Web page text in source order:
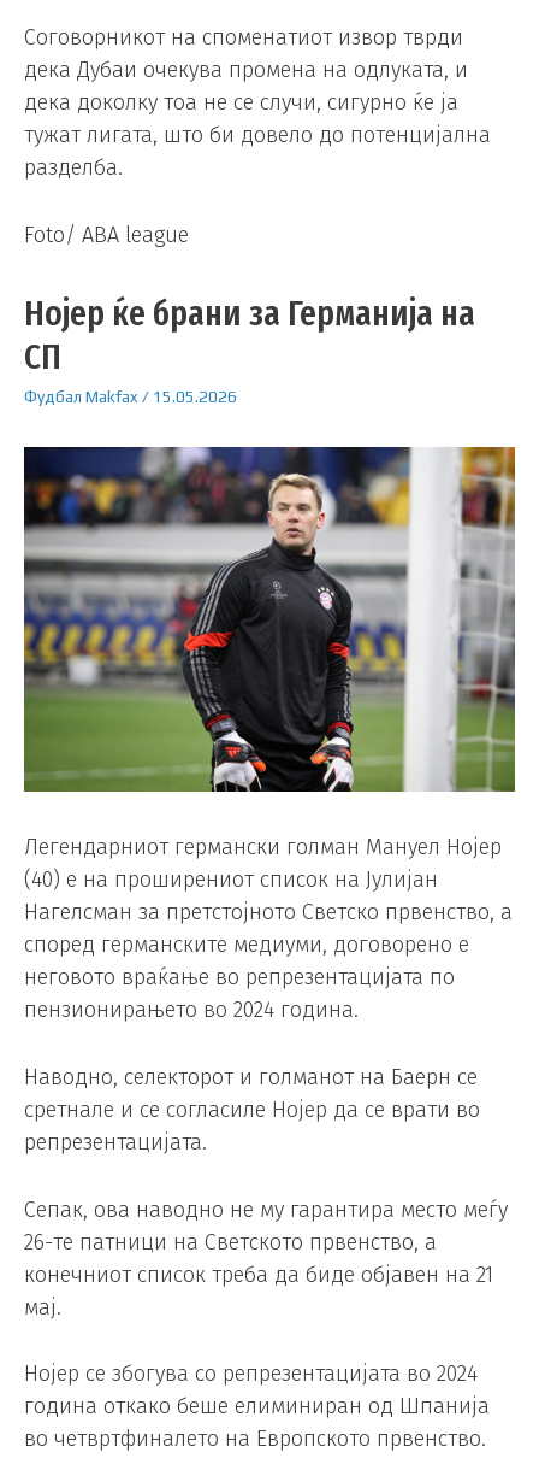
Соговорникот на споменатиот извор тврди
дека Дубаи очекува промена на одлуката, и
дека доколку тоа не се случи, сигурно ќе ја
тужат лигата, што би довело до потенцијална
разделба.
Foto/ ABA league
Нојер ќе брани за Германија на
СП
Фудбал Makfax / 15.05.2026
Легендарниот германски голман Мануел Нојер
(40) е на проширениот список на Јулијан
Нагелсман за претстојното Светско првенство, а
според германските медиуми, договорено е
неговото враќање во репрезентацијата по
пензионирањето во 2024 година.
Наводно, селекторот и голманот на Баерн се
сретнале и се согласиле Нојер да се врати во
репрезентацијата.
Сепак, ова наводно не му гарантира место меѓу
26-те патници на Светското првенство, а
конечниот список треба да биде објавен на 21
мај.
Нојер се збогува со репрезентацијата во 2024
година откако беше елиминиран од Шпанија
во четвртфиналето на Европското првенство.